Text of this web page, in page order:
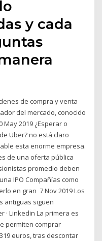
y cada
de compra y venta
del mercado, conocido
2019 ¿Esperar o
Uber? no está claro
esta enorme empresa.
de una oferta pública
promedio deben
IPO Compañías como
en gran 7 Nov 2019 Los
antiguas siguen
· Linkedin La primera es
permiten comprar
euros, tras descontar